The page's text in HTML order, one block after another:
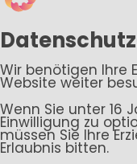
Wir benötigen Ihre
Website weiter
Wenn Sie unter 16
Einwilligung zu
müssen Sie Ihre
Erlaubnis bitten.